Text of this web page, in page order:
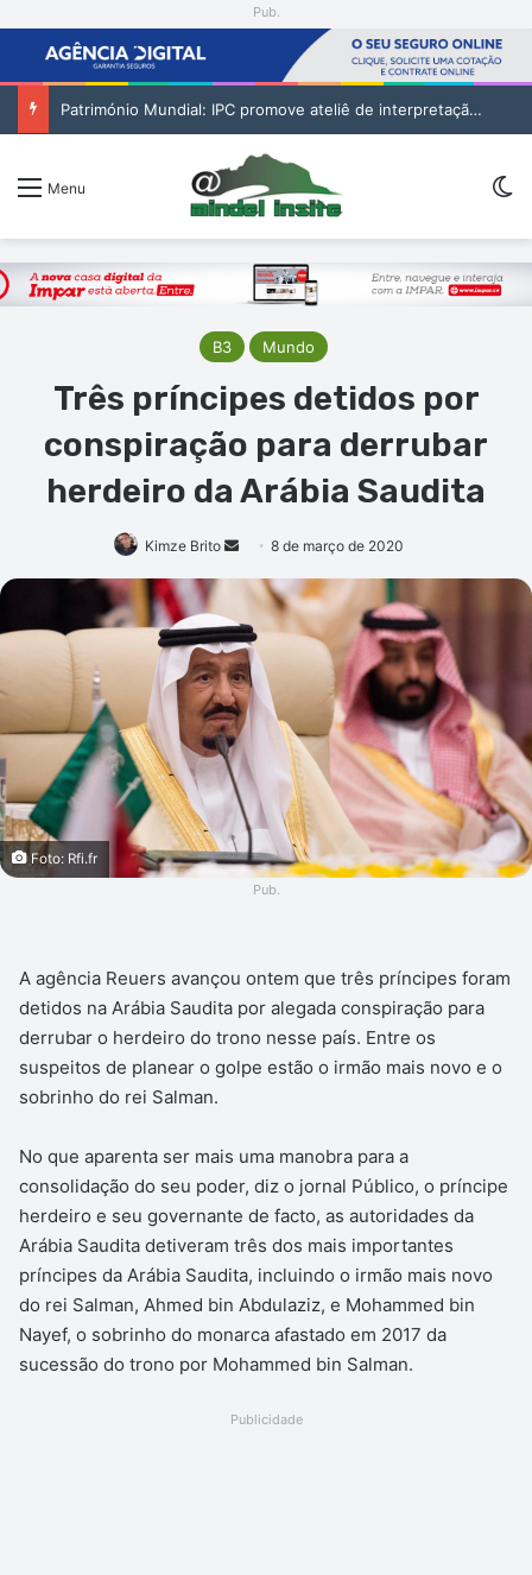
Pub.
Património Mundial: IPC promove ateliê de interpretação do Museu da Resistência do Tarrafal
Menu
B3 Mundo
Três príncipes detidos por
conspiração para derrubar
herdeiro da Arábia Saudita
Kimze Brito
Mande
mail
8 de março de 2020
Foto: Rfi.fr
Pub.
A agência Reuers avançou ontem que três príncipes foram
detidos na Arábia Saudita por alegada conspiração para
derrubar o herdeiro do trono nesse país. Entre os
suspeitos de planear o golpe estão o irmão mais novo e o
sobrinho do rei Salman.
No que aparenta ser mais uma manobra para a
consolidação do seu poder, diz o jornal Público, o príncipe
herdeiro e seu governante de facto, as autoridades da
Arábia Saudita detiveram três dos mais importantes
príncipes da Arábia Saudita, incluindo o irmão mais novo
do rei Salman, Ahmed bin Abdulaziz, e Mohammed bin
Nayef, o sobrinho do monarca afastado em 2017 da
sucessão do trono por Mohammed bin Salman.
Publicidade